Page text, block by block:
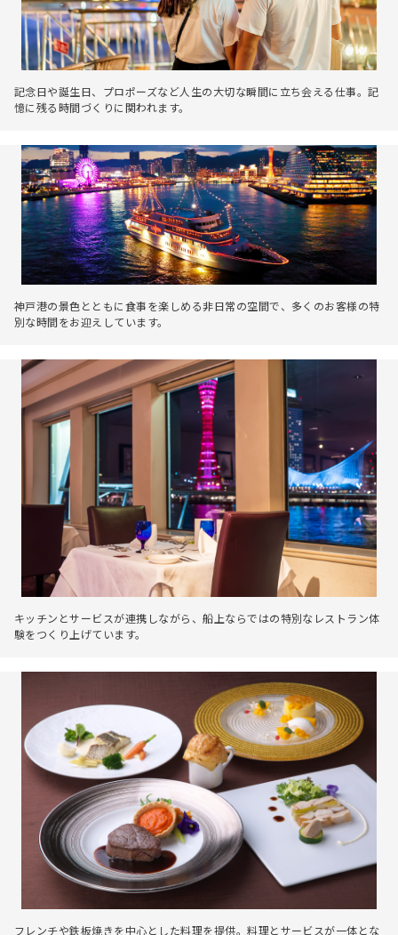
記念日や誕生日、プロポーズなど人生の大切な瞬間に立ち会える仕事。記
憶に残る時間づくりに関われます。
神戸港の景色とともに食事を楽しめる非日常の空間で、多くのお客様の特
別な時間をお迎えしています。
キッチンとサービスが連携しながら、船上ならではの特別なレストラン体
験をつくり上げています。
フレンチや鉄板焼きを中心とした料理を提供。料理とサービスが一体とな